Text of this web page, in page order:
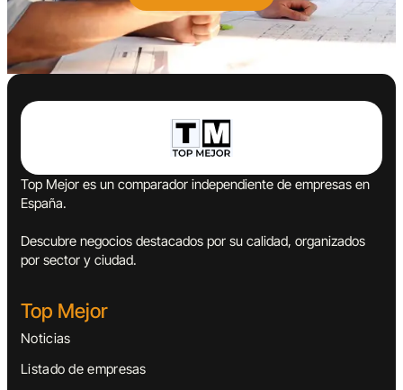
Top Mejor es un comparador independiente de empresas en
España.
Descubre negocios destacados por su calidad, organizados
por sector y ciudad.
Top Mejor
Noticias
Listado de empresas